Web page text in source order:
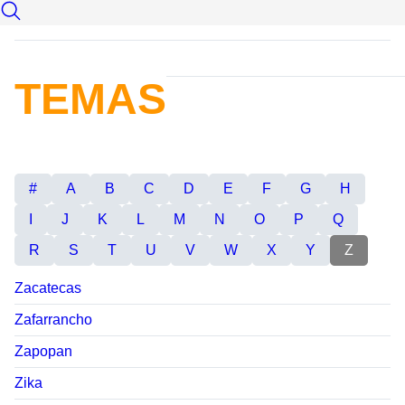
TEMAS
# A B C D E F G
H
J K L M N O P
Q
R
S T U V W X Y Z
Zacatecas
Zafarrancho
Zapopan
Zika